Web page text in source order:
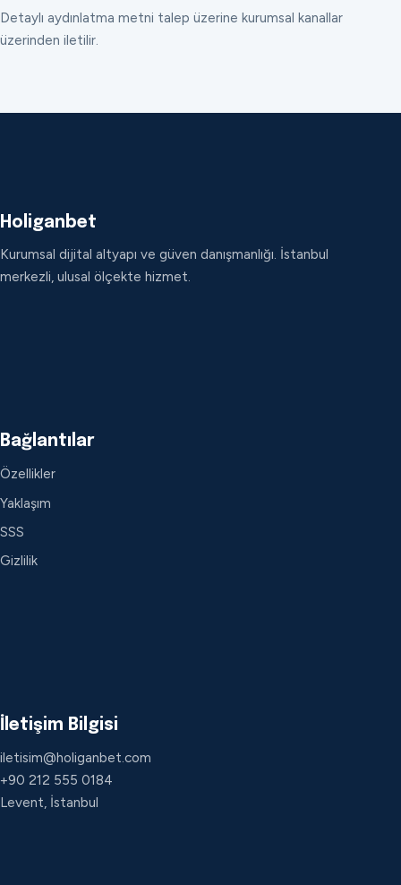
Detaylı aydınlatma metni talep üzerine kurumsal kanallar
üzerinden iletilir.
Holiganbet
Kurumsal dijital altyapı ve güven danışmanlığı. İstanbul
merkezli, ulusal ölçekte hizmet.
Bağlantılar
Özellikler
Yaklaşım
SSS
Gizlilik
İletişim Bilgisi
iletisim@holiganbet.com
+90 212 555 0184
Levent, İstanbul